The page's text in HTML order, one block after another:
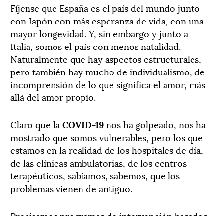
Fíjense que España es el país del mundo junto
con Japón con más esperanza de vida, con una
mayor longevidad. Y, sin embargo y junto a
Italia, somos el país con menos natalidad.
Naturalmente que hay aspectos estructurales,
pero también hay mucho de individualismo, de
incomprensión de lo que significa el amor, más
allá del amor propio.
Claro que la COVID-19nos ha golpeado, nos ha
mostrado que somos vulnerables, pero los que
estamos en la realidad de los hospitales de día,
de las clínicas ambulatorias, de los centros
terapéuticos, sabíamos, sabemos, que los
problemas vienen de antiguo.